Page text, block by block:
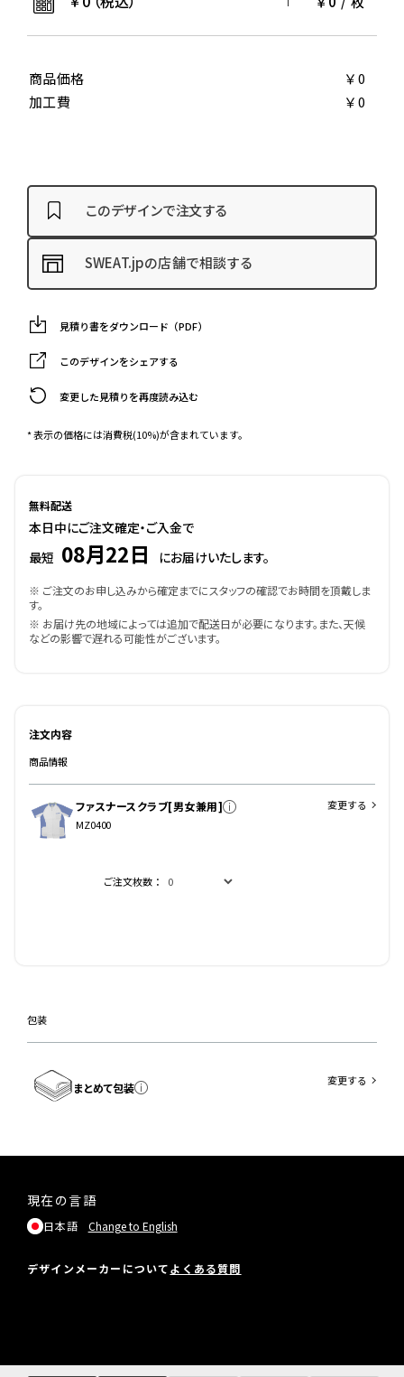
商品価格
￥0
加工費
￥0
このデザインで注文する
SWEAT.jpの店舗で相談する
見積り書をダウンロード（PDF）
このデザインをシェアする
変更した見積りを再度読み込む
* 表示の価格には消費税(10%)が含まれています。
無料配送
本日中にご注文確定・ご入金で
最短 08月22日 にお届けいたします。
※ ご注文のお申し込みから確定までにスタッフの確認でお時間を頂戴しま
す。
※ お届け先の地域によっては追加で配送日が必要になります。また、天候
などの影響で遅れる可能性がございます。
注文内容
商品情報
ファスナースクラブ[男女兼用]
MZ0400
ご注文枚数：
変更する
包装
まとめて包装 変更する
現在の言語
日本語 Change to English
デザインメーカーについてよくある質問